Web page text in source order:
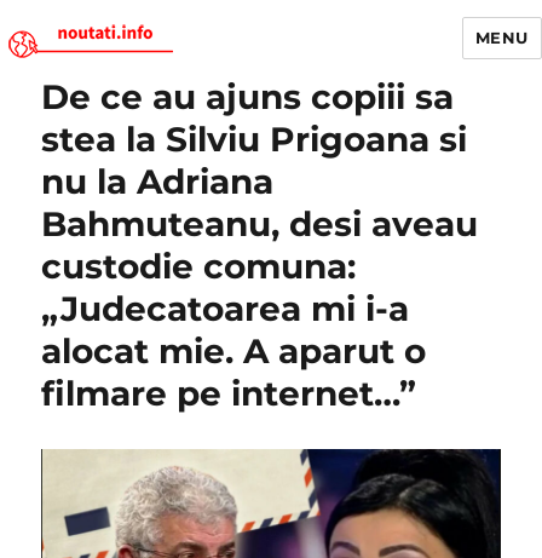
Noutati.Info
MENU
De ce au ajuns copiii sa
stea la Silviu Prigoana si
nu la Adriana
Bahmuteanu, desi aveau
custodie comuna:
„Judecatoarea mi i-a
alocat mie. A aparut o
filmare pe internet…”